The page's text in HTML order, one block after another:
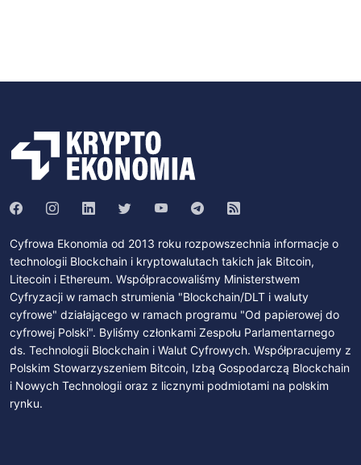
Cyfrowa Ekonomia od 2013 roku rozpowszechnia informacje o
technologii Blockchain i kryptowalutach takich jak Bitcoin,
Litecoin i Ethereum. Współpracowaliśmy Ministerstwem
Cyfryzacji w ramach strumienia "Blockchain/DLT i waluty
cyfrowe" działającego w ramach programu "Od papierowej do
cyfrowej Polski". Byliśmy członkami Zespołu Parlamentarnego
ds. Technologii Blockchain i Walut Cyfrowych. Współpracujemy z
Polskim Stowarzyszeniem Bitcoin, Izbą Gospodarczą Blockchain
i Nowych Technologii oraz z licznymi podmiotami na polskim
rynku.